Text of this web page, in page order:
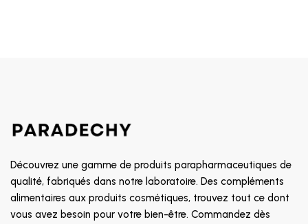
Découvrez une gamme de produits parapharmaceutiques de
qualité, fabriqués dans notre laboratoire. Des compléments
alimentaires aux produits cosmétiques, trouvez tout ce dont
vous avez besoin pour votre bien-être. Commandez dès